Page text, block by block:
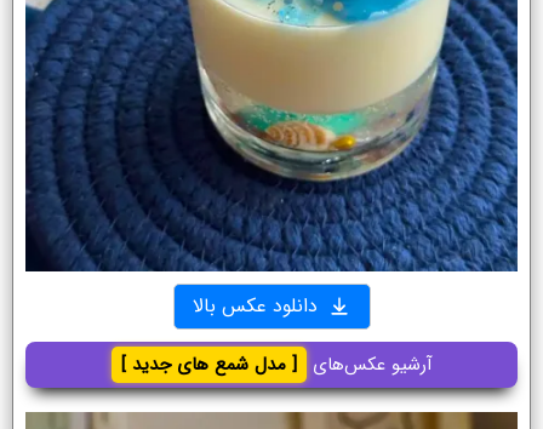
دانلود عکس بالا
آرشیو عکس‌های [ مدل شمع های جدید ]